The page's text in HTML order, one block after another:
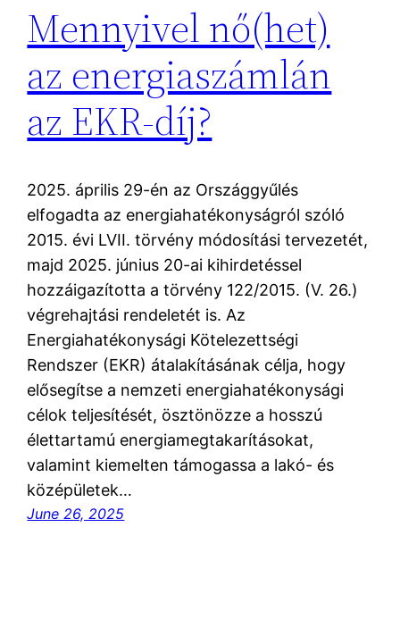
Mennyivel nő(het)
az energiaszámlán
az EKR-díj?
2025. április 29-én az Országgyűlés
elfogadta az energiahatékonyságról szóló
2015. évi LVII. törvény módosítási tervezetét,
majd 2025. június 20-ai kihirdetéssel
hozzáigazította a törvény 122/2015. (V. 26.)
végrehajtási rendeletét is. Az
Energiahatékonysági Kötelezettségi
Rendszer (EKR) átalakításának célja, hogy
elősegítse a nemzeti energiahatékonysági
célok teljesítését, ösztönözze a hosszú
élettartamú energiamegtakarításokat,
valamint kiemelten támogassa a lakó- és
középületek…
June 26, 2025